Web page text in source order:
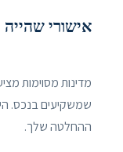
אישורי
מדינות מסוימות
שמשקיעים בנכס.
ההחלטה שלך.